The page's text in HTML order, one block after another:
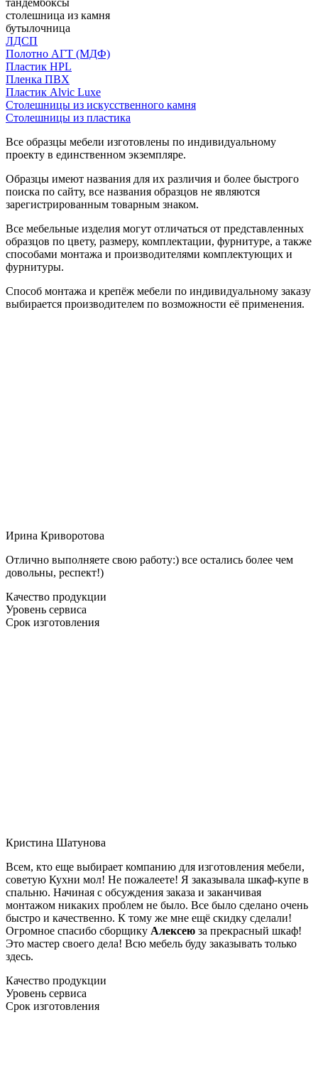
столешница из камня
бутылочница
ЛДСП
Полотно АГТ (МДФ)
Пластик HPL
Пленка ПВХ
Пластик Alvic Luxe
Столешницы из искусственного камня
Столешницы из пластика
Все образцы мебели изготовлены по индивидуальному
проекту в единственном экземпляре.
Образцы имеют названия для их различия и более быстрого
поиска по сайту, все названия образцов не являются
зарегистрированным товарным знаком.
Все мебельные изделия могут отличаться от представленных
образцов по цвету, размеру, комплектации, фурнитуре, а также
способами монтажа и производителями комплектующих и
фурнитуры.
Способ монтажа и крепёж мебели по индивидуальному заказу
выбирается производителем по возможности её применения.
Ирина Криворотова
Отлично выполняете свою работу:) все остались более чем
довольны, респект!)
Качество продукции
Уровень сервиса
Срок изготовления
Кристина Шатунова
Всем, кто еще выбирает компанию для изготовления мебели,
советую Кухни мол! Не пожалеете! Я заказывала шкаф-купе в
спальню. Начиная с обсуждения заказа и заканчивая
монтажом никаких проблем не было. Все было сделано очень
быстро и качественно. К тому же мне ещё скидку сделали!
Огромное спасибо сборщику Алексею за прекрасный шкаф!
Это мастер своего дела! Всю мебель буду заказывать только
здесь.
Качество продукции
Уровень сервиса
Срок изготовления